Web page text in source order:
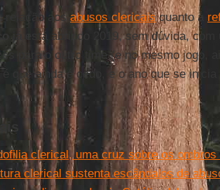
relação aos abusos clericaisquanto à
já está abrindo 2019, sem dúvida,
para o outro time (e no mesmo jogo,
é que ainda é cedo, e o ano que se
clerical, uma cruz sobre os
clerical sustenta escândalos de